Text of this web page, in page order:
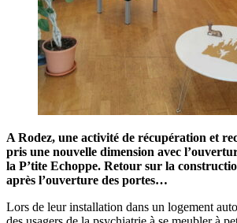
A Rodez, une activité de récupération et
pris une nouvelle dimension avec
la P’tite Echoppe. Retour sur la
après l’ouverture des portes…
Lors de leur installation dans un logement